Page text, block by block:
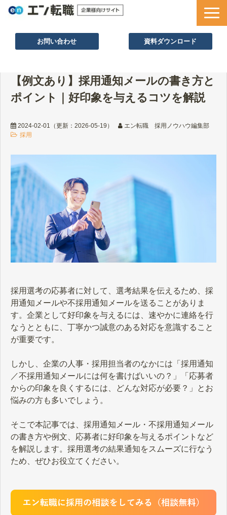
お問い合わせ 資料ダウンロード
採用ノウハウ
採用事例
セミナー情報
【例文あり】採用通知メールの書き方と
ポイント｜好印象を与えるコツを解説
2024-02-01 （更新： 2026-05-19 ）
エン転職 採用ノウハウ編集部
採用
採用選考の応募者に対して、選考結果を伝えるため、採
用通知メールや不採用通知メールを送ることがありま
す。企業として好印象を与えるには、速やかに連絡を行
なうとともに、丁寧かつ誠意のある対応を意識すること
が重要です。
しかし、企業の人事・採用担当者のなかには「採用通知
／不採用通知メールには何を書けばいいの？」「応募者
からの印象を良くするには、どんな対応が必要？」とお
悩みの方も多いでしょう。
そこで本記事では、採用通知メール・不採用通知メール
の書き方や例文、応募者に好印象を与えるポイントなど
を解説します。採用選考の結果通知をスムーズに行なう
ため、ぜひお役立てください。